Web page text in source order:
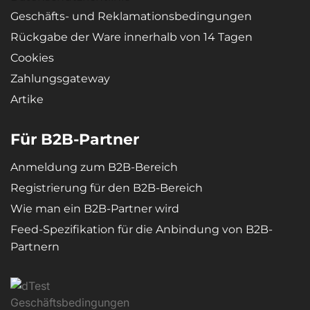
Geschäfts- und Reklamationsbedingungen
Rückgabe der Ware innerhalb von 14 Tagen
Cookies
Zahlungsgateway
Artike
Für B2B-Partner
Anmeldung zum B2B-Bereich
Registrierung für den B2B-Bereich
Wie man ein B2B-Partner wird
Feed-Spezifikation für die Anbindung von B2B-
Partnern